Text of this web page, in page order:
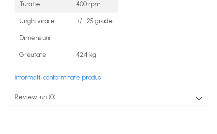
Turatie 400 rpm
Unghi virare +/- 25 grade
Dimensiuni
Greutate 42.4 kg
Informatii conformitate produs
Review-uri (0)